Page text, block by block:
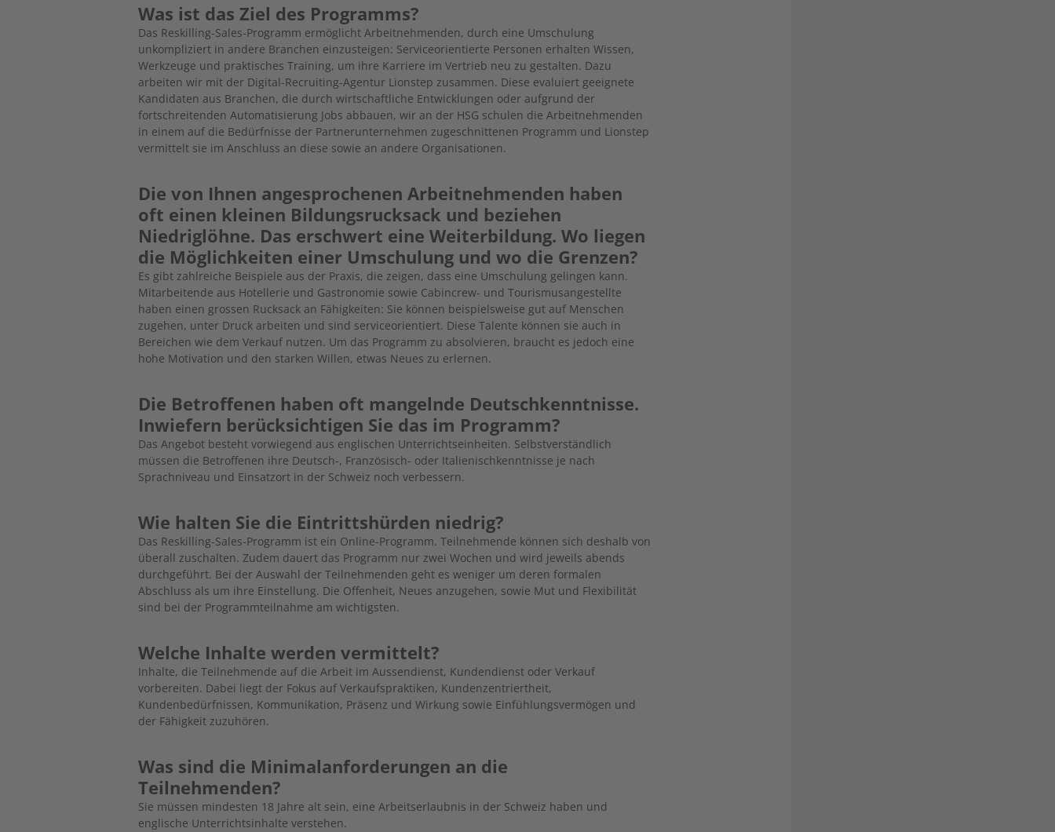
Was ist das Ziel des Programms?
Das Reskilling-Sales-Programm ermöglicht Arbeitnehmenden, durch eine Umschulung
unkompliziert in andere Branchen einzusteigen: Serviceorientierte Personen erhalten Wissen,
Werkzeuge und praktisches Training, um ihre Karriere im Vertrieb neu zu gestalten. Dazu
arbeiten wir mit der Digital-Recruiting-Agentur Lionstep zusammen. Diese evaluiert geeignete
Kandidaten aus Branchen, die durch wirtschaftliche Entwicklungen oder aufgrund der
fortschreitenden Automatisierung Jobs abbauen, wir an der HSG schulen die Arbeitnehmenden
in einem auf die Bedürfnisse der Partnerunternehmen zugeschnittenen Programm und Lionstep
vermittelt sie im Anschluss an diese sowie an andere Organisationen.
Die von Ihnen angesprochenen Arbeitnehmenden haben
oft einen kleinen Bildungsrucksack und beziehen
Niedriglöhne. Das erschwert eine Weiterbildung. Wo liegen
die Möglichkeiten einer Umschulung und wo die Grenzen?
Es gibt zahlreiche Beispiele aus der Praxis, die zeigen, dass eine Umschulung gelingen kann.
Mitarbeitende aus Hotellerie und Gastronomie sowie Cabincrew- und Tourismusangestellte
haben einen grossen Rucksack an Fähigkeiten: Sie können beispielsweise gut auf Menschen
zugehen, unter Druck arbeiten und sind serviceorientiert. Diese Talente können sie auch in
Bereichen wie dem Verkauf nutzen. Um das Programm zu absolvieren, braucht es jedoch eine
hohe Motivation und den starken Willen, etwas Neues zu erlernen.
Die Betroffenen haben oft mangelnde Deutschkenntnisse.
Inwiefern berücksichtigen Sie das im Programm?
Das Angebot besteht vorwiegend aus englischen Unterrichtseinheiten. Selbstverständlich
müssen die Betroffenen ihre Deutsch-, Französisch- oder Italienischkenntnisse je nach
Sprachniveau und Einsatzort in der Schweiz noch verbessern.
Wie halten Sie die Eintrittshürden niedrig?
Das Reskilling-Sales-Programm ist ein Online-Programm. Teilnehmende können sich deshalb von
überall zuschalten. Zudem dauert das Programm nur zwei Wochen und wird jeweils abends
durchgeführt. Bei der Auswahl der Teilnehmenden geht es weniger um deren formalen
Abschluss als um ihre Einstellung. Die Offenheit, Neues anzugehen, sowie Mut und Flexibilität
sind bei der Programmteilnahme am wichtigsten.
Welche Inhalte werden vermittelt?
Inhalte, die Teilnehmende auf die Arbeit im Aussendienst, Kundendienst oder Verkauf
vorbereiten. Dabei liegt der Fokus auf Verkaufspraktiken, Kundenzentriertheit,
Kundenbedürfnissen, Kommunikation, Präsenz und Wirkung sowie Einfühlungsvermögen und
der Fähigkeit zuzuhören.
Was sind die Minimalanforderungen an die
Teilnehmenden?
Sie müssen mindesten 18 Jahre alt sein, eine Arbeitserlaubnis in der Schweiz haben und
englische Unterrichtsinhalte verstehen.